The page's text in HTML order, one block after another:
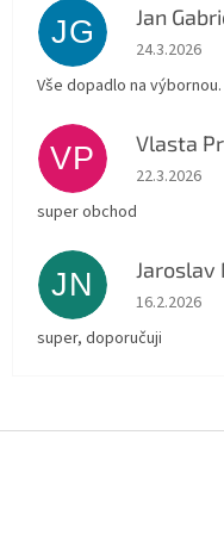
JG Jan
Hodnocení
24.3.2026
Vše dopadlo na výbornou.
VP Vlasta
Hodnocení
22.3.2026
super obchod
JN Jaroslav
Hodnocení
16.2.2026
super, doporučuji